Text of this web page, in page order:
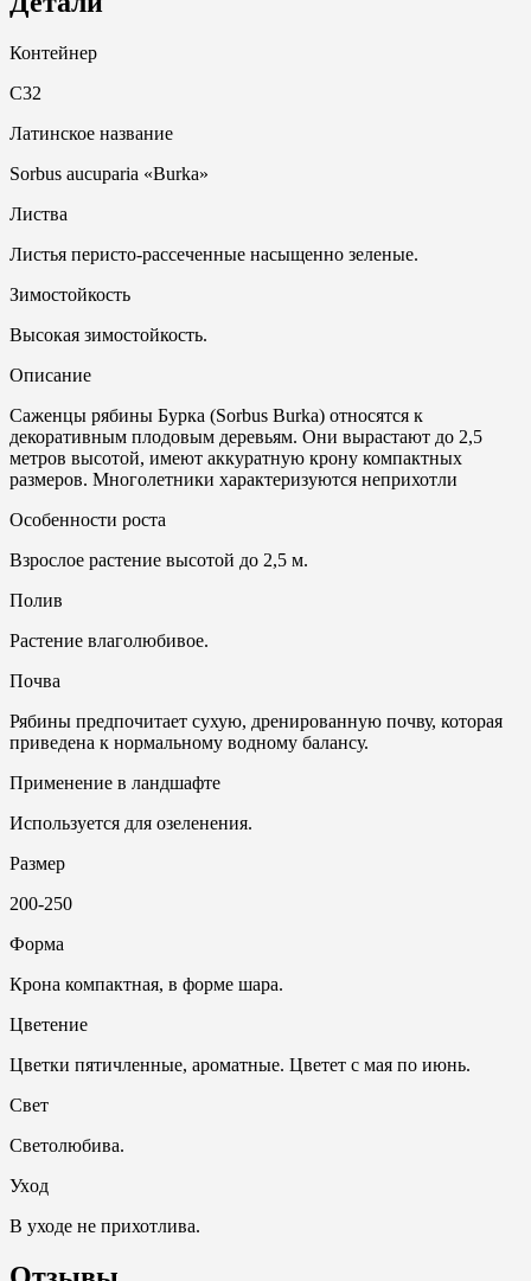
Контейнер
С32
Латинское название
Sorbus aucuparia «Burka»
Листва
Листья перисто-рассеченные насыщенно зеленые.
Зимостойкость
Высокая зимостойкость.
Описание
Саженцы рябины Бурка (Sorbus Burka) относятся к
декоративным плодовым деревьям. Они вырастают до 2,5
метров высотой, имеют аккуратную крону компактных
размеров. Многолетники характеризуются неприхотли
Особенности роста
Взрослое растение высотой до 2,5 м.
Полив
Растение влаголюбивое.
Почвa
Рябины предпочитает сухую, дренированную почву, которая
приведена к нормальному водному балансу.
Применение в ландшафте
Используется для озеленения.
Размер
200-250
Форма
Крона компактная, в форме шара.
Цветение
Цветки пятичленные, ароматные. Цветет с мая по июнь.
Свет
Светолюбива.
Ухoд
В уходе не прихотлива.